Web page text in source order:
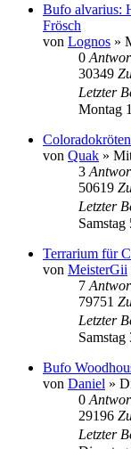
Bufo alvarius:
Frösch
von Lognos »
0
30349
Letzter
Montag
von Quak »
3
50619
Letzter
Terrarium für
von MeisterGii
7
79751
Letzter
Bufo
von Daniel »
0
29196
Letzter